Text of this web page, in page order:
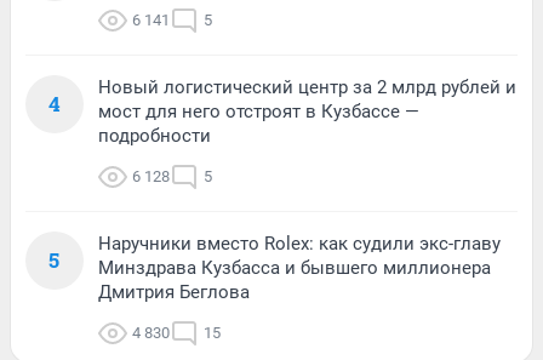
6 141 5
4
Новый логистический центр за 2 млрд рублей и
мост для него отстроят в Кузбассе —
подробности
6 128 5
5
Наручники вместо Rolex: как судили экс-главу
Минздрава Кузбасса и бывшего миллионера
Дмитрия Беглова
4 830 15